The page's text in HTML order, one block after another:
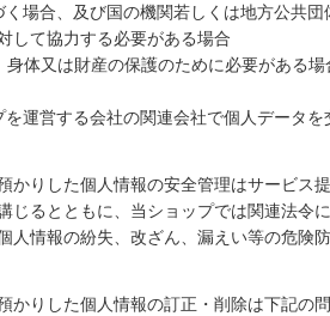
場合、及び国の機関若しくは地方公共
して協力する必要がある場合
身体又は財産の保護のために必要がある
運営する会社の関連会社で個人データを
かりした個人情報の安全管理はサービス
じるとともに、当ショップでは関連法令
人情報の紛失、改ざん、漏えい等の危険防
かりした個人情報の訂正・削除は下記の